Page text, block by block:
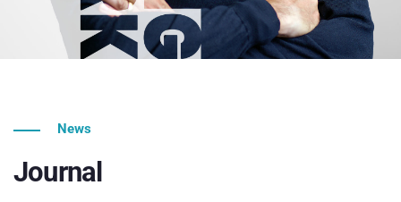
News
Journal